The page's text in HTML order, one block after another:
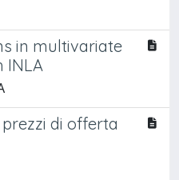
in multivariate
INLA
di offerta